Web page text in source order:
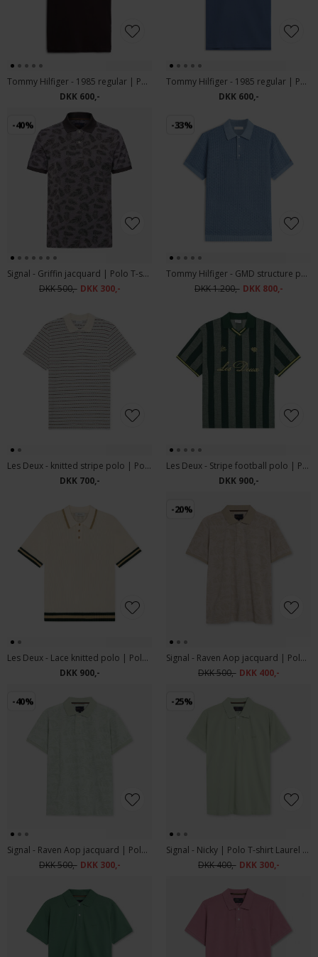
Tommy Hilfiger - 1985 regular | Polo T-shirt Chocolate
DKK 600,-
Tommy Hilfiger - 1985 regular | Polo T-shirt Aegean Sea
DKK 600,-
-40%
Signal - Griffin jacquard | Polo T-shirt Shadow Grey
DKK 500,- DKK 300,-
-33%
Tommy Hilfiger - GMD structure polo | Polo T-shirt Brisk Blue
DKK 1.200,- DKK 800,-
Les Deux - knitted stripe polo | Polo T-shirt Eggnog White
DKK 700,-
Les Deux - Stripe football polo | Polo T-shirt Pine Green
DKK 900,-
Les Deux - Lace knitted polo | Polo T-shirt Eggnog White
DKK 900,-
-20%
Signal - Raven Aop jacquard | Polo T-shirt Warm Beige
DKK 500,- DKK 400,-
-40%
Signal - Raven Aop jacquard | Polo T-shirt Laurel Green
DKK 500,- DKK 300,-
-25%
Signal - Nicky | Polo T-shirt Laurel Green
DKK 400,- DKK 300,-